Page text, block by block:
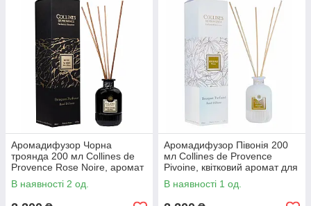
Аромадифузор Чорна
троянда 200 мл Collines de
Provence Rose Noire, аромат
для дому, Франція
В наявності 2 од.
Аромадифузор Півонія 200
мл Collines de Provence
Pivoine, квітковий аромат для
дому, Франція
В наявності 1 од.